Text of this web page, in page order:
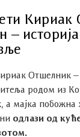
Кириак
историја
Отшелник
родом из
а мајка
одлази од